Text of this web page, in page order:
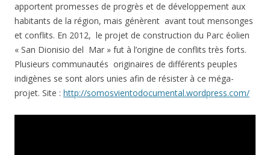
apportent promesses de progrès et de développement aux
habitants de la région, mais génèrent avant tout mensonges
et conflits. En 2012, le projet de construction du Parc éolien
« San Dionisio del Mar » fut à l’origine de conflits très forts.
Plusieurs communautés originaires de différents peuples
indigènes se sont alors unies afin de résister à ce méga-
projet. Site : http://somosvientodocumental.wordpress.com/